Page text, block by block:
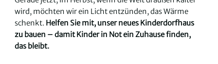
wird, möchten wir ein Licht entzünden, das Wärme
schenkt. Helfen Sie mit, unser neues Kinderdorfhaus
zu bauen – damit Kinder in Not ein Zuhause finden,
das bleibt.